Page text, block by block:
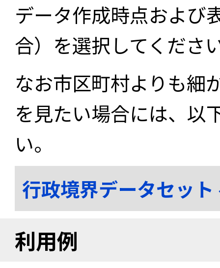
データ作成時点および
合）を選択してくださ
なお市区町村よりも細
を見たい場合には、以
い。
行政境界データセッ
利用例